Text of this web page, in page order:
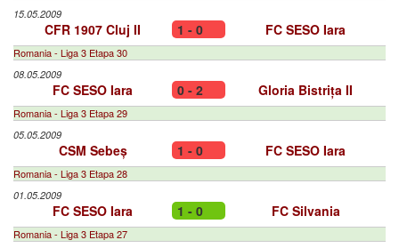
15.05.2009
CFR 1907 Cluj II 1 - 0 FC SESO Iara
Romania - Liga 3 Etapa 30
08.05.2009
FC SESO Iara 0 - 2 Gloria Bistrița II
Romania - Liga 3 Etapa 29
05.05.2009
CSM Sebeș 1 - 0 FC SESO Iara
Romania - Liga 3 Etapa 28
01.05.2009
FC SESO Iara 1 - 0 FC Silvania
Romania - Liga 3 Etapa 27